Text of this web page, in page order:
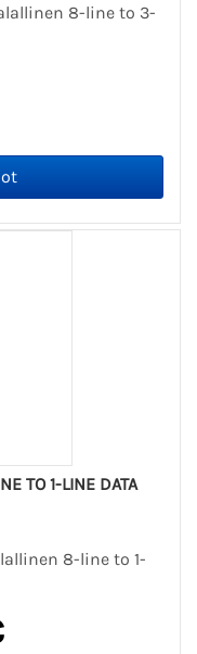
8-line to 3-
TO 1-LINE DATA
8-line to 1-